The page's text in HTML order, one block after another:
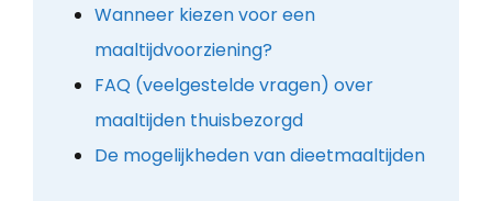
Wanneer kiezen voor een
maaltijdvoorziening?
FAQ (veelgestelde vragen) over
maaltijden thuisbezorgd
De mogelijkheden van dieetmaaltijden